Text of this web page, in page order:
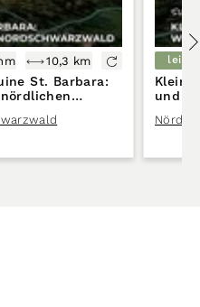
10,3 km
St. Barbara:
leicht
Kleine
und